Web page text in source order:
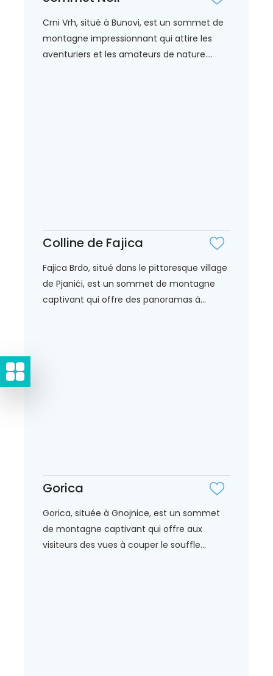
Crni Vrh, situé à Bunovi, est un sommet de
montagne impressionnant qui attire les
aventuriers et les amateurs de nature....
Colline de Fajica
Fajica Brdo, situé dans le pittoresque village
de Pjanići, est un sommet de montagne
captivant qui offre des panoramas à...
Gorica
Gorica, située à Gnojnice, est un sommet
de montagne captivant qui offre aux
visiteurs des vues à couper le souffle...